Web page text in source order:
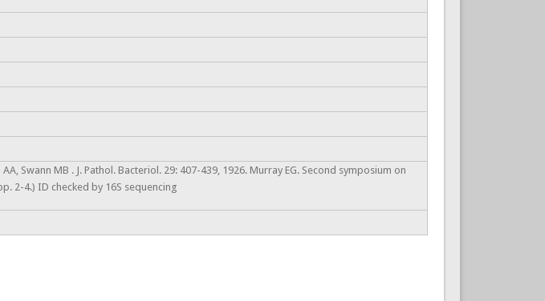
Swann MB . J. Pathol. Bacteriol. 29: 407-439, 1926. Murray EG. Second symposium on
2-4.) ID checked by 16S sequencing